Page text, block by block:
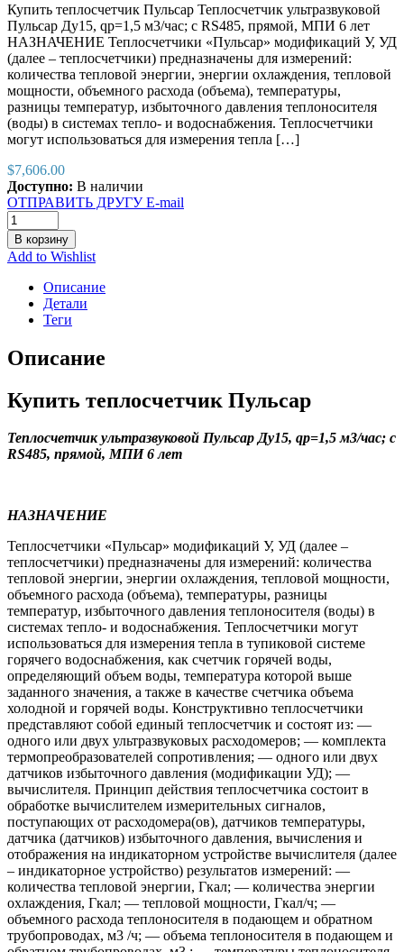
Купить теплосчетчик Пульсар Теплосчетчик ультразвуковой
Пульсар Ду15, qp=1,5 м3/час; с RS485, прямой, МПИ 6 лет
НАЗНАЧЕНИЕ Теплосчетчики «Пульсар» модификаций У, УД
(далее – теплосчетчики) предназначены для измерений:
количества тепловой энергии, энергии охлаждения, тепловой
мощности, объемного расхода (объема), температуры,
разницы температур, избыточного давления теплоносителя
(воды) в системах тепло- и водоснабжения. Теплосчетчики
могут использоваться для измерения тепла […]
$7,606.00
Доступно: В наличии
ОТПРАВИТЬ ДРУГУ E-mail
В корзину
Add to Wishlist
Описание
Детали
Теги
Описание
Купить теплосчетчик Пульсар
Теплосчетчик ультразвуковой Пульсар Ду15, qp=1,5 м3/час; с
RS485, прямой, МПИ 6 лет
НАЗНАЧЕНИЕ
Теплосчетчики «Пульсар» модификаций У, УД (далее –
теплосчетчики) предназначены для измерений: количества
тепловой энергии, энергии охлаждения, тепловой мощности,
объемного расхода (объема), температуры, разницы
температур, избыточного давления теплоносителя (воды) в
системах тепло- и водоснабжения. Теплосчетчики могут
использоваться для измерения тепла в тупиковой системе
горячего водоснабжения, как счетчик горячей воды,
определяющий объем воды, температура которой выше
заданного значения, а также в качестве счетчика объема
холодной и горячей воды. Конструктивно теплосчетчики
представляют собой единый теплосчетчик и состоят из: —
одного или двух ультразвуковых расходомеров; — комплекта
термопреобразователей сопротивления; — одного или двух
датчиков избыточного давления (модификации УД); —
вычислителя. Принцип действия теплосчетчика состоит в
обработке вычислителем измерительных сигналов,
поступающих от расходомера(ов), датчиков температуры,
датчика (датчиков) избыточного давления, вычисления и
отображения на индикаторном устройстве вычислителя (далее
– индикаторное устройство) результатов измерений: —
количества тепловой энергии, Гкал; — количества энергии
охлаждения, Гкал; — тепловой мощности, Гкал/ч; —
объемного расхода теплоносителя в подающем и обратном
трубопроводах, м3 /ч; — объема теплоносителя в подающем и